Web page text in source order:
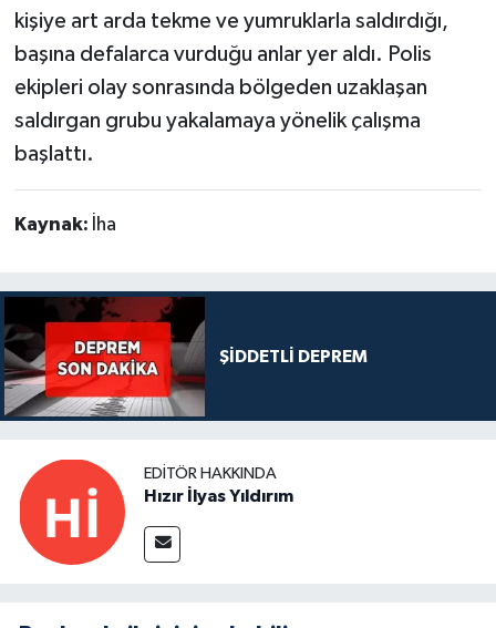
kişiye art arda tekme ve yumruklarla saldırdığı,
başına defalarca vurduğu anlar yer aldı. Polis
ekipleri olay sonrasında bölgeden uzaklaşan
saldırgan grubu yakalamaya yönelik çalışma
başlattı.
Kaynak: İha
ŞİDDETLİ DEPREM
EDITÖR HAKKINDA
Hızır İlyas Yıldırım